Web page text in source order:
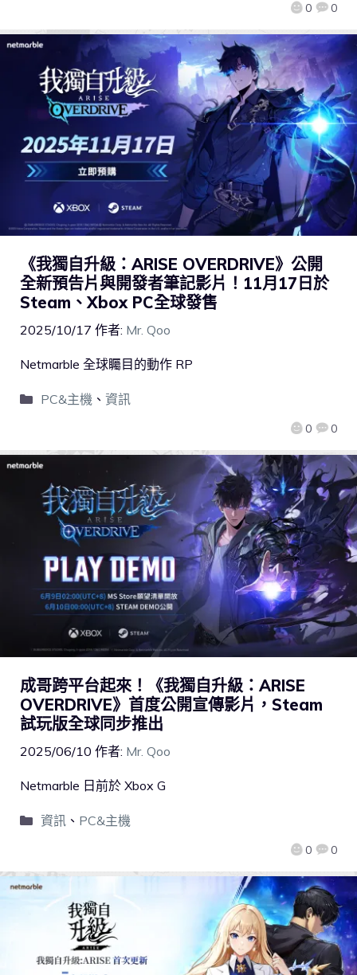
0 0
《我獨自升級：ARISE OVERDRIVE》公開
全新預告片與開發者筆記影片！11月17日於
Steam、Xbox PC全球發售
2025/10/17 作者: Mr. Qoo
0 0
Netmarble 全球矚目的動作 RP
PC&主機、 資訊
成哥跨平台起來！《我獨自升級：ARISE
OVERDRIVE》首度公開宣傳影片，Steam
試玩版全球同步推出
2025/06/10 作者: Mr. Qoo
0 0
Netmarble 日前於 Xbox G
資訊、 PC&主機